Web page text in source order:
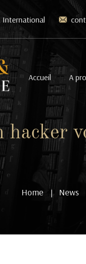
International
Accueil A
Home | News